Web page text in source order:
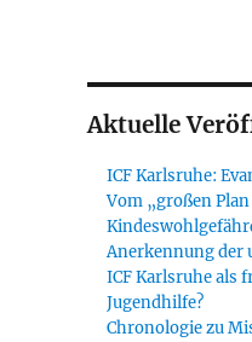
Aktuelle
ICF Karlsruhe:
Vom „großen
Anerkennung der
ICF Karlsruhe als
Jugendhilfe?
Chronologie zu